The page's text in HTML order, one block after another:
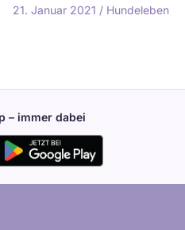
21. Januar 2021 / Hundeleben
– immer dabei